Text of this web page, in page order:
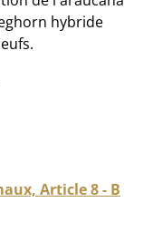
hybride
Article 8 - B